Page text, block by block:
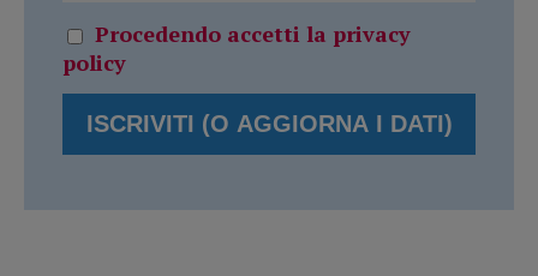
Procedendo accetti la privacy
policy